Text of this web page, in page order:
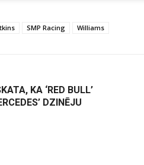
SMP Racing Williams
KA ‘RED BULL’
DZINĒJU